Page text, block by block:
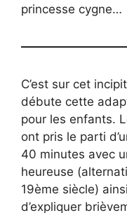
princesse cygne…
C’est sur cet
débute cette
pour les enfants.
ont pris le parti
40 minutes avec
heureuse
19ème siècle)
d’expliquer